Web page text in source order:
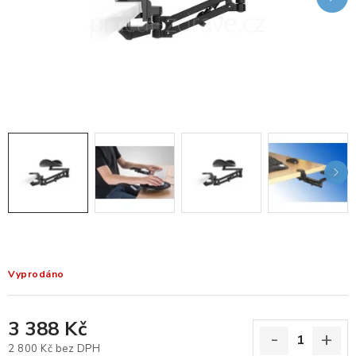
OBLÍBENÉ KATEGORIE
ZDRAVOTNICKÉ POMŮCKY
DRŽÁKY NA TABLET - MOBIL
Vyprodáno
3 388 Kč
2 800 Kč bez DPH